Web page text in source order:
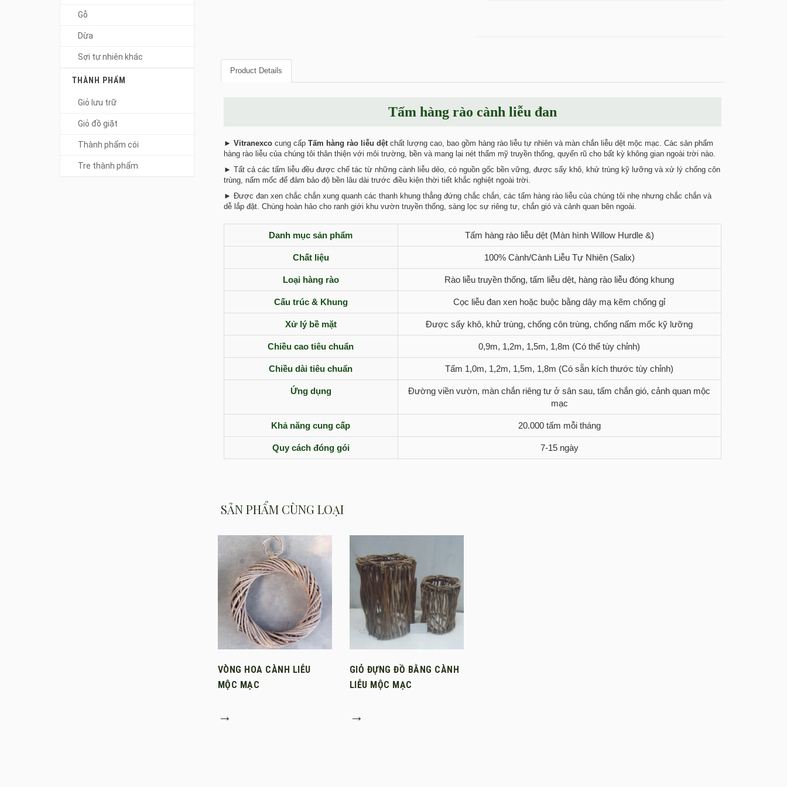
Product Details
Tấm hàng rào cành liễu đan
► Vitranexcocung cấp Tấm hàng rào liễu dệtchất lượng cao, bao gồm hàng rào liễu tự nhiên và màn chắn liễu dệt mộc mạc. Các sản phẩm
hàng rào liễu của chúng tôi thân thiện với môi trường, bền và mang lại nét thẩm mỹ truyền thống, quyến rũ cho bất kỳ không gian ngoài trời nào.
► Tất cả các tấm liễu đều được chế tác từ những cành liễu dẻo, có nguồn gốc bền vững, được sấy khô, khử trùng kỹ lưỡng và xử lý chống côn
trùng, nấm mốc để đảm bảo độ bền lâu dài trước điều kiện thời tiết khắc nghiệt ngoài trời.
► Được đan xen chắc chắn xung quanh các thanh khung thẳng đứng chắc chắn, các tấm hàng rào liễu của chúng tôi nhẹ nhưng chắc chắn và
dễ lắp đặt. Chúng hoàn hảo cho ranh giới khu vườn truyền thống, sàng lọc sự riêng tư, chắn gió và cảnh quan bên ngoài.
Danh mục sản phẩm Tấm hàng rào liễu dệt (Màn hình Willow Hurdle &)
Chất liệu 100% Cành/Cành Liễu Tự Nhiên (Salix)
Loại hàng rào Rào liễu truyền thống, tấm liễu dệt, hàng rào liễu đóng khung
Cấu trúc & Khung Cọc liễu đan xen hoặc buộc bằng dây mạ kẽm chống gỉ
Xử lý bề mặt Được sấy khô, khử trùng, chống côn trùng, chống nấm mốc kỹ lưỡng
Chiều cao tiêu chuẩn 0,9m, 1,2m, 1,5m, 1,8m (Có thể tùy chỉnh)
Chiều dài tiêu chuẩn Tấm 1,0m, 1,2m, 1,5m, 1,8m (Có sẵn kích thước tùy chỉnh)
Ứng dụng
Đường viền vườn, màn chắn riêng tư ở sân sau, tấm chắn gió, cảnh quan mộc
mạc
Khả năng cung cấp 20.000 tấm mỗi tháng
Quy cách đóng gói 7-15 ngày
SẢN PHẨM CÙNG LOẠI
VÒNG HOA CÀNH LIỄU
MỘC MẠC
→
GIỎ ĐỰNG ĐỒ BẰNG CÀNH
LIỄU MỘC MẠC
→
Gỗ
Dừa
Sợi tự nhiên khác
THÀNH PHẨM
Giỏ lưu trữ
Giỏ đồ giặt
Thành phẩm cói
Tre thành phẩm